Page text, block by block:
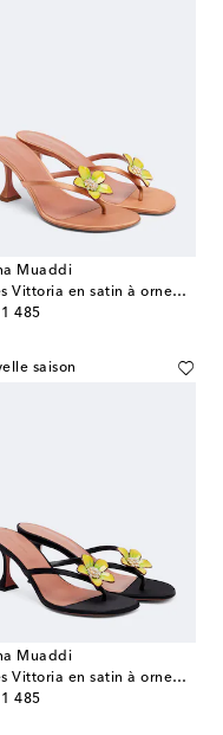
Muaddi
Mules Vittoria en satin à ornements
485
price
saison
Muaddi
Mules Vittoria en satin à ornements
485
price